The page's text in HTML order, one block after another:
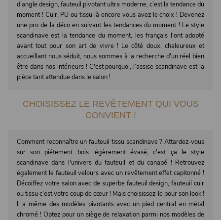
d’angle design, fauteuil pivotant ultra moderne, c’est la tendance du
moment ! Cuir, PU ou tissu là encore vous avez le choix ! Devenez
une pro de la déco en suivant les tendances du moment ! Le style
scandinave est la tendance du moment, les français l'ont adopté
avant tout pour son art de vivre ! Le côté doux, chaleureux et
accueillant nous séduit, nous sommes à la recherche d'un réel bien
être dans nos intérieurs ! C'est pourquoi, l’assise scandinave est la
pièce tant attendue dans le salon !
CHOISISSEZ LE REVÊTEMENT QUI VOUS
CONVIENT !
Comment reconnaître un fauteuil tissu scandinave ? Attardez-vous
sur son piétement bois légèrement évasé, c'est ça le style
scandinave dans l'univers du fauteuil et du canapé ! Retrouvez
également le fauteuil velours avec un revêtement effet capitonné !
Décoiffez votre salon avec de superbe fauteuil design, fauteuil cuir
ou tissu c’est votre coup de cœur ! Mais choisissez-le pour son look !
Il a même des modèles pivotants avec un pied central en métal
chromé ! Optez pour un siège de relaxation parmi nos modèles de